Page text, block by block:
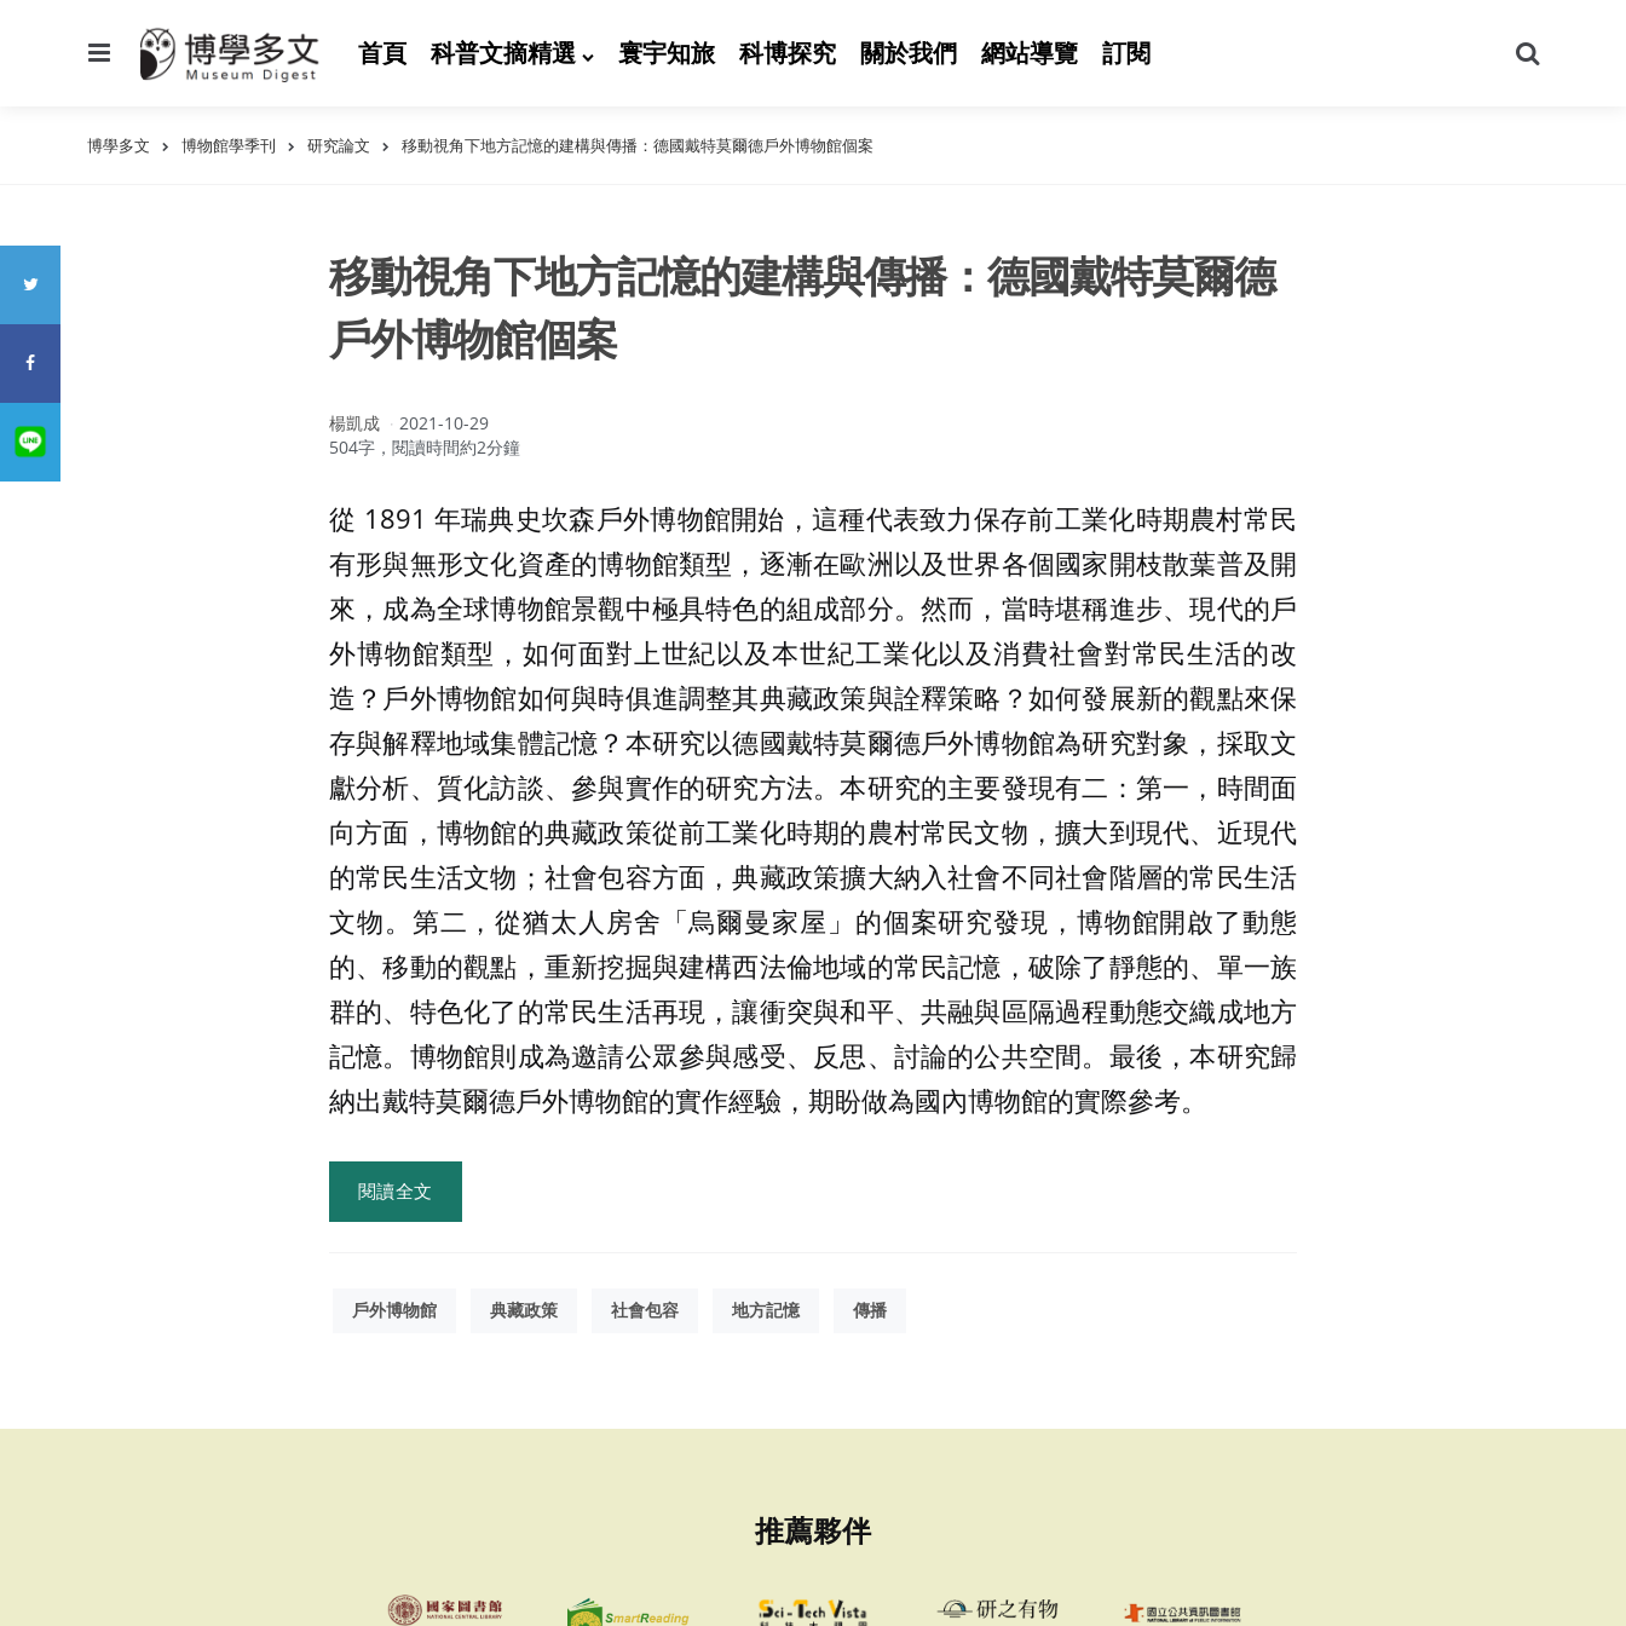
首頁 科普文摘精選 寰宇知旅 科博探究 關於我們 網站導覽 訂閱
尋
博學多文 博物館學季刊 研究論文 移動視角下地方記憶的建構與傳播：德國戴特莫爾德戶外博物館個案
移動視角下地方記憶的建構與傳播：德國戴特莫爾德
戶外博物館個案
作
者：
楊凱成
2021-10-29
504字，閱讀時間約2分鐘
從 1891 年瑞典史坎森戶外博物館開始，這種代表致力保存前工業化時期農村常民
有形與無形文化資產的博物館類型，逐漸在歐洲以及世界各個國家開枝散葉普及開
來，成為全球博物館景觀中極具特色的組成部分。然而，當時堪稱進步、現代的戶
外博物館類型，如何面對上世紀以及本世紀工業化以及消費社會對常民生活的改
造？戶外博物館如何與時俱進調整其典藏政策與詮釋策略？如何發展新的觀點來保
存與解釋地域集體記憶？本研究以德國戴特莫爾德戶外博物館為研究對象，採取文
獻分析、質化訪談、參與實作的研究方法。本研究的主要發現有二：第一，時間面
向方面，博物館的典藏政策從前工業化時期的農村常民文物，擴大到現代、近現代
的常民生活文物；社會包容方面，典藏政策擴大納入社會不同社會階層的常民生活
文物。第二，從猶太人房舍「烏爾曼家屋」的個案研究發現，博物館開啟了動態
的、移動的觀點，重新挖掘與建構西法倫地域的常民記憶，破除了靜態的、單一族
群的、特色化了的常民生活再現，讓衝突與和平、共融與區隔過程動態交織成地方
記憶。博物館則成為邀請公眾參與感受、反思、討論的公共空間。最後，本研究歸
納出戴特莫爾德戶外博物館的實作經驗，期盼做為國內博物館的實際參考。
閱讀全文
戶外博物館 典藏政策 社會包容 地方記憶 傳播
推薦夥伴